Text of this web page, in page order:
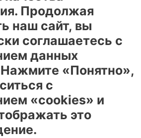
Продолжая
наш сайт, вы
соглашаетесь с
данных
Нажмите «Понятно»,
с
«cookies» и
это